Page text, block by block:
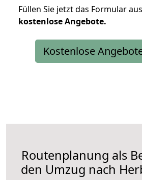
Füllen Sie jetzt das Formular
kostenloseAngebote.
Kostenlose
Routenplanung als
den Umzug nach